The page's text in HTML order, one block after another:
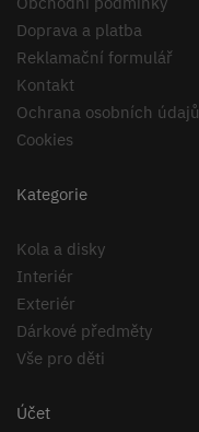
Doprava a platba
Reklamační formulář
Kontakt
Ochrana osobních údajů
Cookies
Kategorie
Kola a disky
Interiér
Exteriér
Dárkové předměty
Vše pro děti
Účet